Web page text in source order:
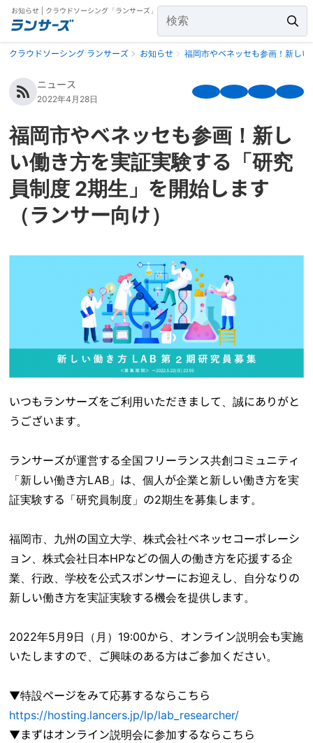
お知らせ | クラウドソーシング「ランサーズ」
クラウドソーシング ランサーズ お知らせ 福岡市やベネッセも参画！新し
ニュース
2022年4月28日
福岡市やベネッセも参画！新し
い働き方を実証実験する「研究
員制度 2期生」を開始します
（ランサー向け）
いつもランサーズをご利用いただきまして、誠にありがと
うございます。
ランサーズが運営する全国フリーランス共創コミュニティ
「新しい働き方LAB」は、個人が企業と新しい働き方を実
証実験する「研究員制度」の2期生を募集します。
福岡市、九州の国立大学、株式会社ベネッセコーポレーシ
ョン、株式会社日本HPなどの個人の働き方を応援する企
業、行政、学校を公式スポンサーにお迎えし、自分なりの
新しい働き方を実証実験する機会を提供します。
2022年5月9日（月）19:00から、オンライン説明会も実施
いたしますので、ご興味のある方はご参加ください。
▼特設ページをみて応募するならこちら
https://hosting.lancers.jp/lp/lab_researcher/
▼まずはオンライン説明会に参加するならこちら